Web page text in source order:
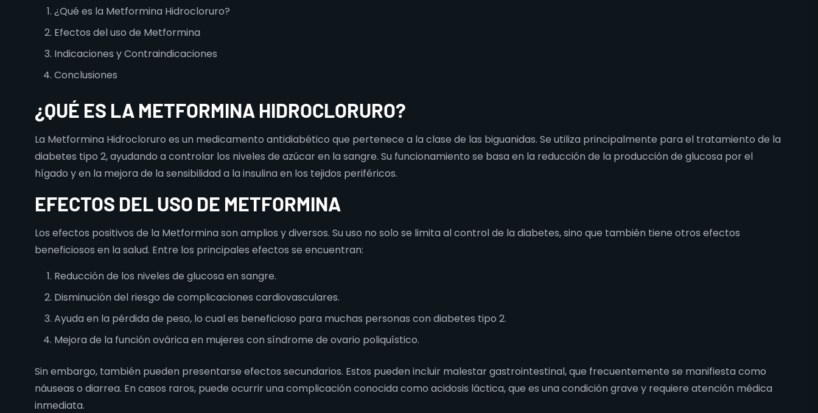
¿Qué es la Metformina Hidrocloruro?
Efectos del uso de Metformina
Indicaciones y Contraindicaciones
Conclusiones
¿QUÉ ES LA METFORMINA HIDROCLORURO?
La Metformina Hidrocloruro es un medicamento antidiabético que pertenece a la clase de las biguanidas. Se utiliza principalmente para el tratamiento de la
diabetes tipo 2, ayudando a controlar los niveles de azúcar en la sangre. Su funcionamiento se basa en la reducción de la producción de glucosa por el
hígado y en la mejora de la sensibilidad a la insulina en los tejidos periféricos.
EFECTOS DEL USO DE METFORMINA
Los efectos positivos de la Metformina son amplios y diversos. Su uso no solo se limita al control de la diabetes, sino que también tiene otros efectos
beneficiosos en la salud. Entre los principales efectos se encuentran:
Reducción de los niveles de glucosa en sangre.
Disminución del riesgo de complicaciones cardiovasculares.
Ayuda en la pérdida de peso, lo cual es beneficioso para muchas personas con diabetes tipo 2.
Mejora de la función ovárica en mujeres con síndrome de ovario poliquístico.
Sin embargo, también pueden presentarse efectos secundarios. Estos pueden incluir malestar gastrointestinal, que frecuentemente se manifiesta como
náuseas o diarrea. En casos raros, puede ocurrir una complicación conocida como acidosis láctica, que es una condición grave y requiere atención médica
inmediata.